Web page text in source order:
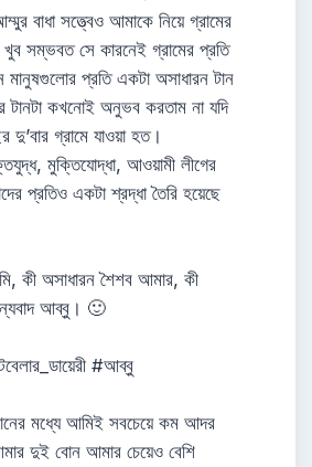
বাধা সত্ত্বেও আমাকে নিয়ে গ্রামের
সম্ভবত সে কারনেই গ্রামের প্রতি
মানুষগুলোর প্রতি একটা অসাধারন টান
টানটা কখনোই অনুভব করতাম না যদি
দু’বার গ্রামে যাওয়া হত।
মুক্তিযোদ্ধা, আওয়ামী লীগের
প্রতিও একটা শ্রদ্ধা তৈরি হয়েছে
কী অসাধারন শৈশব আমার, কী
আব্বু। 🙂
#আব্বু
মধ্যে আমিই সবচেয়ে কম আদর
দুই বোন আমার চেয়েও বেশি